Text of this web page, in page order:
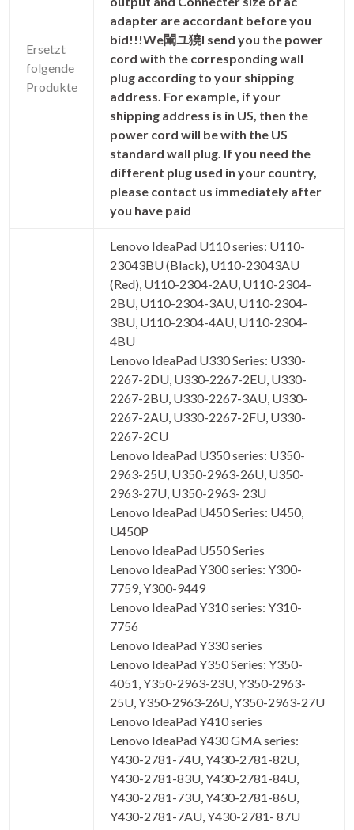
Ersetzt
folgende
Produkte
adapter are accordant before you
bid!!!We閳ユ獟l send you the power
cord with the corresponding wall
plug according to your shipping
address. For example, if your
shipping address is in US, then the
power cord will be with the US
standard wall plug. If you need the
different plug used in your country,
please contact us immediately after
you have paid
Lenovo IdeaPad U110 series: U110-
23043BU (Black), U110-23043AU
(Red), U110-2304-2AU, U110-2304-
2BU, U110-2304-3AU, U110-2304-
3BU, U110-2304-4AU, U110-2304-
4BU
Lenovo IdeaPad U330 Series: U330-
2267-2DU, U330-2267-2EU, U330-
2267-2BU, U330-2267-3AU, U330-
2267-2AU, U330-2267-2FU, U330-
2267-2CU
Lenovo IdeaPad U350 series: U350-
2963-25U, U350-2963-26U, U350-
2963-27U, U350-2963- 23U
Lenovo IdeaPad U450 Series: U450,
U450P
Lenovo IdeaPad U550 Series
Lenovo IdeaPad Y300 series: Y300-
7759, Y300-9449
Lenovo IdeaPad Y310 series: Y310-
7756
Lenovo IdeaPad Y330 series
Lenovo IdeaPad Y350 Series: Y350-
4051, Y350-2963-23U, Y350-2963-
25U, Y350-2963-26U, Y350-2963-27U
Lenovo IdeaPad Y410 series
Lenovo IdeaPad Y430 GMA series:
Y430-2781-74U, Y430-2781-82U,
Y430-2781-83U, Y430-2781-84U,
Y430-2781-73U, Y430-2781-86U,
Y430-2781-7AU, Y430-2781- 87U